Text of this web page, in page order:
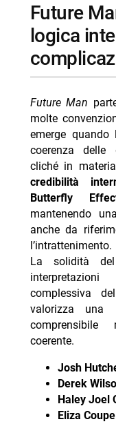
- dark (2017-
mai aggirate
-- Scopri di più da
- Reacher 4
- Doc: Argentero
settembre
- ER Medici in
protagonisti
- Neuromancer:
Comic-Con 2026
Future Man (2017-2020):
logica
Future Man
molte
emerge
coerenza
cliché in
credibilità
Butterfly
mantenendo
anche da
l’intrattenimento.
La solidità
complessiva
valorizza una
comprensibile
coerente.
Josh
Derek
Haley Joel
Eliza Coupe